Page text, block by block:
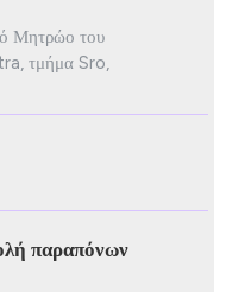
Μητρώο του
τμήμα Sro,
παραπόνων